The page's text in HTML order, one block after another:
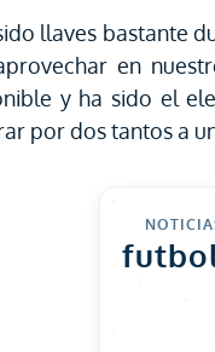
llaves bastante
en
y ha sido el
por dos tantos a